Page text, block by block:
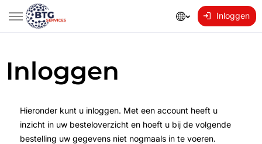
Inloggen
Inloggen
Hieronder kunt u inloggen. Met een account heeft u
inzicht in uw besteloverzicht en hoeft u bij de volgende
bestelling uw gegevens niet nogmaals in te voeren.